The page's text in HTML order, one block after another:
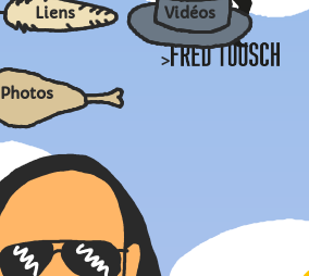
>
Liens Vidéos
Photos